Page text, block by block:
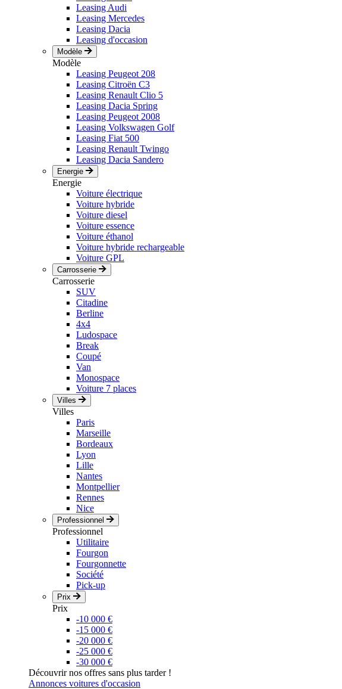
Leasing Audi
Leasing Mercedes
Leasing Dacia
Leasing d'occasion
Modèle
Modèle
Leasing Peugeot 208
Leasing Citroën C3
Leasing Renault Clio 5
Leasing Dacia Spring
Leasing Peugeot 2008
Leasing Volkswagen Golf
Leasing Fiat 500
Leasing Renault Twingo
Leasing Dacia Sandero
Energie
Energie
Voiture électrique
Voiture hybride
Voiture diesel
Voiture essence
Voiture éthanol
Voiture hybride rechargeable
Voiture GPL
Carrosserie
Carrosserie
SUV
Citadine
Berline
4x4
Ludospace
Break
Coupé
Van
Monospace
Voiture 7 places
Villes
Villes
Paris
Marseille
Bordeaux
Lyon
Lille
Nantes
Montpellier
Rennes
Nice
Professionnel
Professionnel
Utilitaire
Fourgon
Fourgonnette
Société
Pick-up
Prix
Prix
-10 000 €
-15 000 €
-20 000 €
-25 000 €
-30 000 €
Découvrir nos offres sans plus tarder !
Annonces voitures d'occasion